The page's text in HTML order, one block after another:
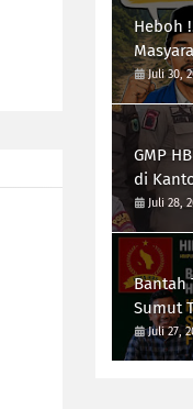
Heboh
Juli 30,
GMP
di
Rusak
Juli 28,
Bantah
Sumut
Wakil
Fitnah
Juli 27,